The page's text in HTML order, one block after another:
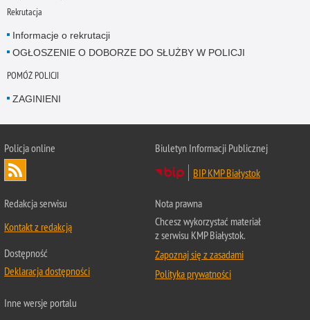
Rekrutacja
Informacje o rekrutacji
OGŁOSZENIE O DOBORZE DO SŁUŻBY W POLICJI
POMÓŻ POLICJI
ZAGINIENI
Policja online
Biuletyn Informacji Publicznej
BIP KMP Białystok
Redakcja serwisu
Kontakt z redakcją
Dostępność
Deklaracja dostępności
Nota prawna
Chcesz wykorzystać materiał
z serwisu KMP Białystok.
Zapoznaj się z zasadami
Polityka prywatności
Inne wersje portalu